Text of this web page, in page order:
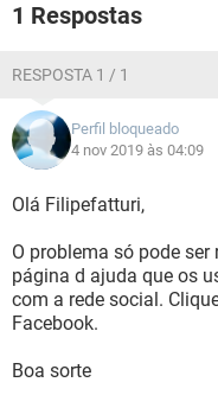
1 Respostas
RESPOSTA 1 / 1
Perfil bloqueado
4 nov 2019 às 04:09
Olá Filipefatturi,
O problema só pode
página d ajuda que os
com a rede social.
Facebook.
Boa sorte